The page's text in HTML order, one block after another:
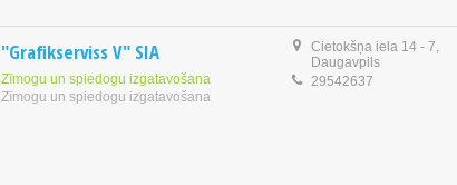
"Grafikserviss V" SIA
Zīmogu un spiedogu izgatavošana
Zīmogu un spiedogu izgatavošana
Cietokšņa iela 14 - 7,
Daugavpils
29542637